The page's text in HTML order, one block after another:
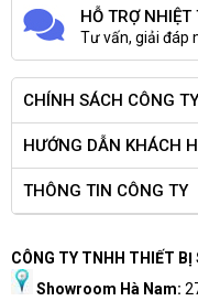
HỖ TRỢ NHIỆT
Tư vấn, giải đáp
CHÍNH SÁCH CÔNG TY
HƯỚNG DẪN KHÁCH
THÔNG TIN CÔNG TY
CÔNG TY TNHH THIẾT BỊ
Showroom Hà Nam: